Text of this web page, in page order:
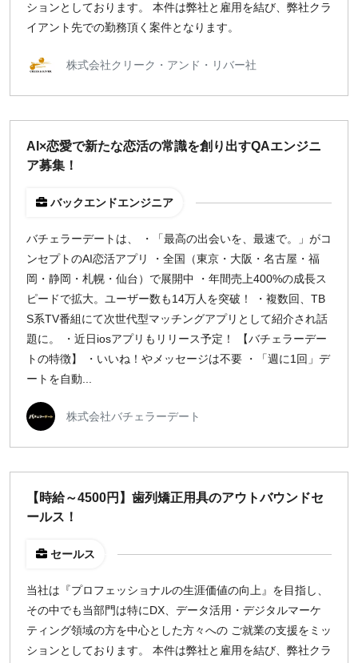
ションとしております。 本件は弊社と雇用を結び、弊社クラ
イアント先での勤務頂く案件となります。
株式会社クリーク・アンド・リバー社
AI×恋愛で新たな恋活の常識を創り出すQAエンジニ
ア募集！
バックエンドエンジニア
バチェラーデートは、 ・「最高の出会いを、最速で。」がコ
ンセプトのAI恋活アプリ ・全国（東京・大阪・名古屋・福
岡・静岡・札幌・仙台）で展開中 ・年間売上400%の成長ス
ピードで拡大。ユーザー数も14万人を突破！ ・複数回、TB
S系TV番組にて次世代型マッチングアプリとして紹介され話
題に。 ・近日iosアプリもリリース予定！ 【バチェラーデー
トの特徴】 ・いいね！やメッセージは不要 ・「週に1回」デ
ートを自動...
株式会社バチェラーデート
【時給～4500円】歯列矯正用具のアウトバウンドセ
ールス！
セールス
当社は『プロフェッショナルの生涯価値の向上』を目指し、
その中でも当部門は特にDX、データ活用・デジタルマーケ
ティング領域の方を中心とした方々への ご就業の支援をミッ
ションとしております。 本件は弊社と雇用を結び、弊社クラ